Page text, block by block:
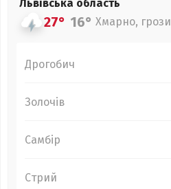
Львівська область
27° 16° Хмарно, грози
Дрогобич
Золочів
Самбір
Стрий